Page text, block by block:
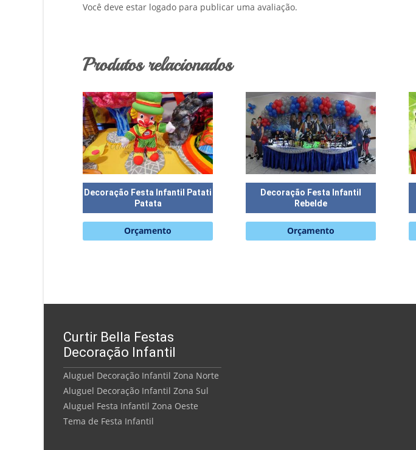
Você deve estar logado para publicar uma avaliação.
Produtos relacionados
Decoração Festa Infantil Patati
Patata
Orçamento
Decoração Festa Infantil
Rebelde
Orçamento
Curtir Bella Festas
Decoração Infantil
Aluguel Decoração Infantil Zona Norte
Aluguel Decoração Infantil Zona Sul
Aluguel Festa Infantil Zona Oeste
Tema de Festa Infantil